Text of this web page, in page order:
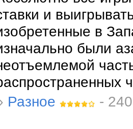
и
в
были
Разное -